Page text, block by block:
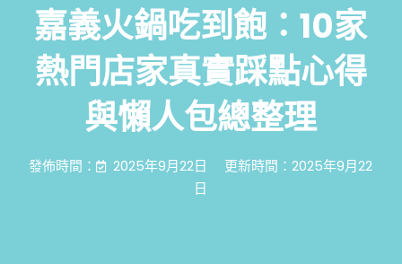
嘉義火鍋吃到飽：10家
熱門店家真實踩點心得
與懶人包總整理
發佈時間： 2025年9月22日
更新時間：2025年9月22
日